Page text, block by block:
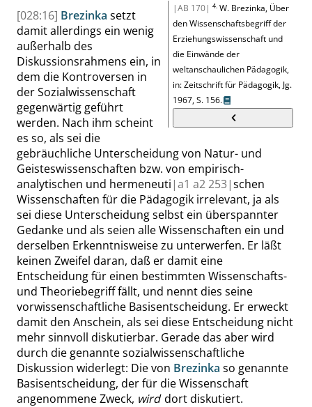
|AB 170| 4. W. Brezinka, Über
den Wissenschaftsbegriff der
Erziehungswissenschaft und
die Einwände der
weltanschaulichen Pädagogik,
in: Zeitschrift für Pädagogik, Jg.
1967,S. 156.
[028:16] Brezinka setzt
damit allerdings ein wenig
außerhalb des
Diskussionsrahmens ein, in
dem die Kontroversen in
der Sozialwissenschaft
gegenwärtig geführt
werden. Nach ihm scheint
es so, als sei die
gebräuchliche Unterscheidung von Natur- und
Geisteswissenschaften bzw. von empirisch-
analytischen und hermeneuti |a1 a2253|schen
Wissenschaften für die Pädagogik irrelevant, ja als
sei diese Unterscheidung selbst ein überspannter
Gedanke und als seien alle Wissenschaften ein und
derselben Erkenntnisweise zu unterwerfen. Er läßt
keinen Zweifel daran, daß er damit eine
Entscheidung für einen bestimmten Wissenschafts-
und Theoriebegriff fällt, und nennt dies seine
vorwissenschaftliche Basisentscheidung. Er erweckt
damit den Anschein, als sei diese Entscheidung nicht
mehr sinnvoll diskutierbar. Gerade das aber wird
durch die genannte sozialwissenschaftliche
Diskussion widerlegt: Die von Brezinka so genannte
Basisentscheidung, der für die Wissenschaft
angenommene Zweck, wirddort diskutiert.